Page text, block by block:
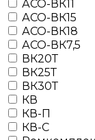
АСО-ВК11
АСО-ВК15
АСО-ВК18
АСО-ВК7,5
ВК20Т
ВК25Т
ВК30Т
КВ
КВ-П
КВ-С